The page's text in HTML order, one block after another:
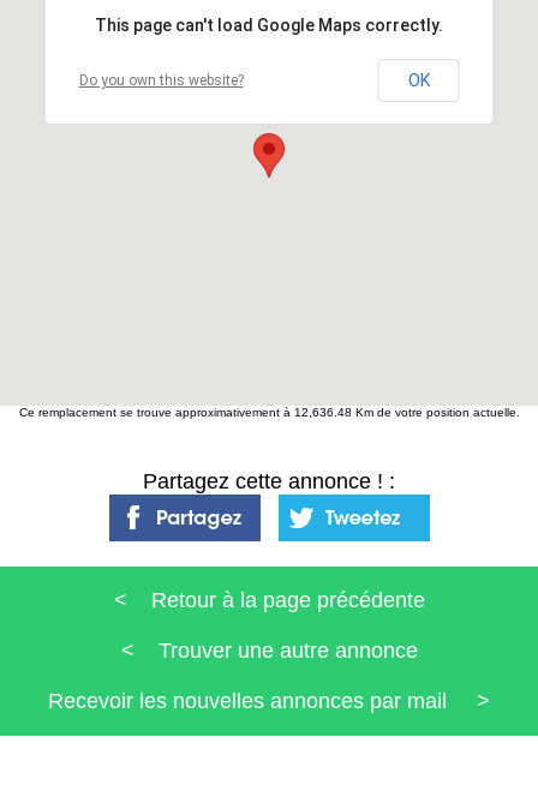
This page can't load Google Maps correctly.
Do you own this website? OK
Ce remplacement se trouve approximativement à 12,636.48 Km de votre position actuelle.
Partagez cette annonce ! :
< Retour à la page précédente
< Trouver une autre annonce
Recevoir les nouvelles annonces par mail >